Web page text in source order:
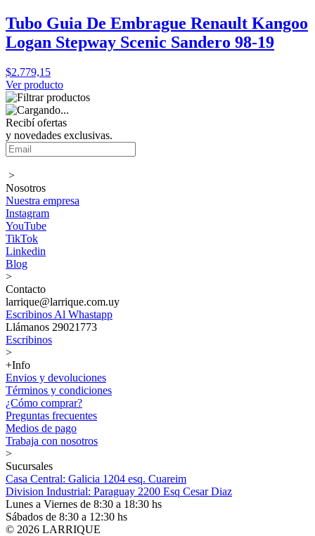
Tubo Guia De Embrague Renault Kangoo
Logan Stepway Scenic Sandero 98-19
$2.779,15
Ver producto
Recibí ofertas
y novedades exclusivas.
>
Nosotros
Nuestra empresa
Instagram
YouTube
TikTok
Linkedin
Blog
>
Contacto
larrique@larrique.com.uy
Escribinos Al Whastapp
Llámanos 29021773
Escribinos
>
+Info
Envios y devoluciones
Términos y condiciones
¿Cómo comprar?
Preguntas frecuentes
Medios de pago
Trabaja con nosotros
>
Sucursales
Casa Central: Galicia 1204 esq. Cuareim
Division Industrial: Paraguay 2200 Esq Cesar Diaz
Lunes a Viernes de 8:30 a 18:30 hs
Sábados de 8:30 a 12:30 hs
© 2026 LARRIQUE